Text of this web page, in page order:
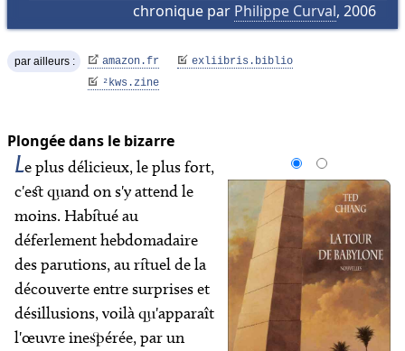
chronique par Philippe Curval, 2006
par ailleurs : amazon.fr
exliibris.biblio
²kws.zine
Plongée dans le bizarre
Le plus délicieux, le plus fort,
c'est quand on s'y attend le
moins. Habitué au
déferlement hebdomadaire
des parutions, au rituel de la
découverte entre surprises et
désillusions, voilà qu'apparaît
l'œuvre inespérée, par un